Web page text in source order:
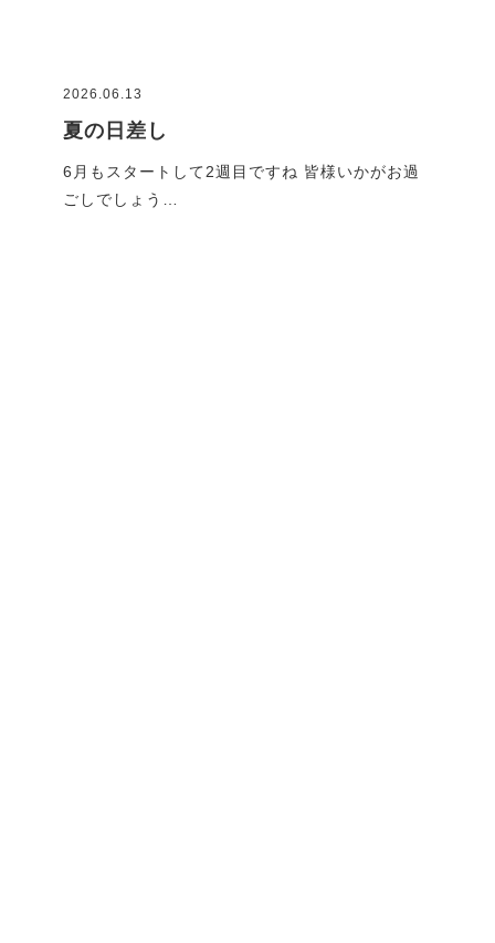
2026.06.13
夏の日差し
6月もスタートして2週目ですね 皆様いかがお過
ごしでしょう…